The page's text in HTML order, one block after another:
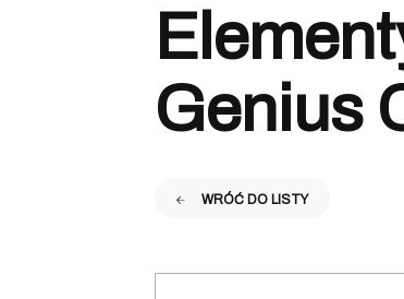
Genius
WRÓĆ DO LISTY